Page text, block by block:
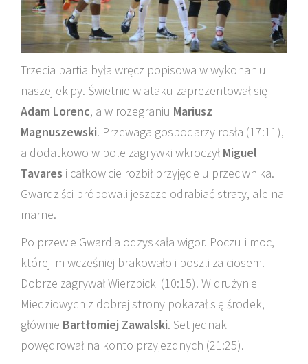
Trzecia partia była wręcz popisowa w wykonaniu
naszej ekipy. Świetnie w ataku zaprezentował się
Adam Lorenc, a w rozegraniu Mariusz
Magnuszewski. Przewaga gospodarzy rosła (17:11),
a dodatkowo w pole zagrywki wkroczył Miguel
Tavares i całkowicie rozbił przyjęcie u przeciwnika.
Gwardziści próbowali jeszcze odrabiać straty, ale na
marne.
Po przewie Gwardia odzyskała wigor. Poczuli moc,
której im wcześniej brakowało i poszli za ciosem.
Dobrze zagrywał Wierzbicki (10:15). W drużynie
Miedziowych z dobrej strony pokazał się środek,
głównie Bartłomiej Zawalski. Set jednak
powędrował na konto przyjezdnych (21:25).